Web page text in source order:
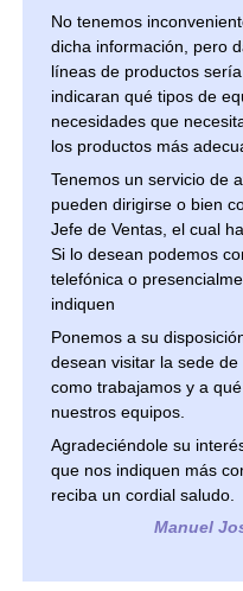
No tenemos
dicha información, pero
líneas de productos
indicaran qué tipos de
necesidades que
los productos más
Tenemos un servicio de
pueden dirigirse o bien
Jefe de Ventas, el cual
Si lo desean podemos
telefónica o
indiquen
Ponemos a su
desean visitar la sede
como trabajamos y a
nuestros equipos.
Agradeciéndole su
que nos indiquen más
reciba un cordial saludo.
Manuel